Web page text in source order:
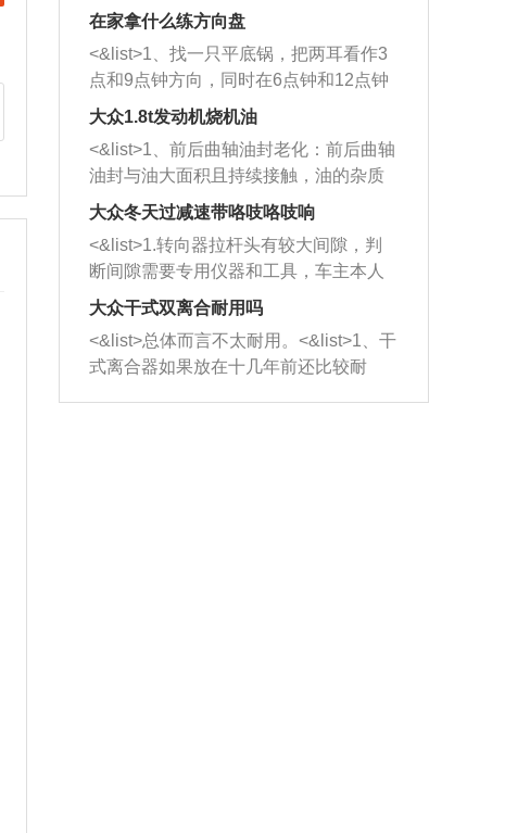
者是细棍，直接将杂物给取出来，如果
堵塞情况比较严重，也可以采取应急措
施。 <&list>2、直接利用木棍将所有的
杂物推到排气管里面的位置处，然后将
三元催化器拆解开，就可以将堵塞的东
西取出来。但如果是因为积碳过多引起
的堵塞，就需要将三元催化器泡在草酸
洗剂对堵塞的情况得到解决，将清洗剂
放在燃油箱中，与燃油混合后，车辆启
动时，就可以和汽油一起进入到燃烧
室，最后形成废气排出，就可以让三元
催化器得到清洗，排气管堵塞的情况就
能够得到解决。
在家拿什么练方向盘
<&list>1、找一只平底锅，把两耳看作3
点和9点钟方向，同时在6点钟和12点钟
方向做一个标记。 <&list>2、双手握住
一圈半的练习，往右同样也要打相同的
圈数。 <&list>3、最后强调要反复练
习，这样就可以形成肌肉记忆，在真实
驾驶车辆时，不需要记忆也能打好方
向。
大众1.8t发动机烧机油
<&list>1、前后曲轴油封老化：前后曲轴
油封与油大面积且持续接触，油的杂质
和发动机内持续温度变化使其密封效果
逐渐减弱，导致渗油或漏油。<&list>2、
活塞间隙过大：积碳会使活塞环与缸体
的间隙扩大，导致机油流入燃烧室中，
造成烧机油。<&list>3、机油粘度。使用
机油粘度过小的话，同样会有烧机油现
象，机油粘度过小具有很好的流动性，
大众冬天过减速带咯吱咯吱响
<&list>1.转向器拉杆头有较大间隙，判
断间隙需要专用仪器和工具，车主本人
无法制作，需要将车辆送到修理厂或4s
店；<&list>2.车辆半轴套管防尘罩破
裂，破裂后会出现漏油现象，使半轴磨
损严重，磨损的半轴容易损坏，产生异
响；<&list>3.稳定器的转向胶套和球头
大众干式双离合耐用吗
<&list>总体而言不太耐用。<&list>1、干
式离合器如果放在十几年前还比较耐